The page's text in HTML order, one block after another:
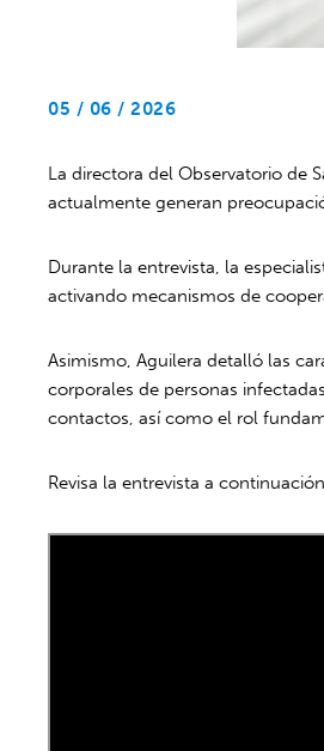
05 / 06 / 2026
La directora del Observatorio de
actualmente generan
Durante la entrevista, la
activando mecanismos de
Asimismo, Aguilera detalló las
corporales de personas
contactos, así como el rol
Revisa la entrevista a